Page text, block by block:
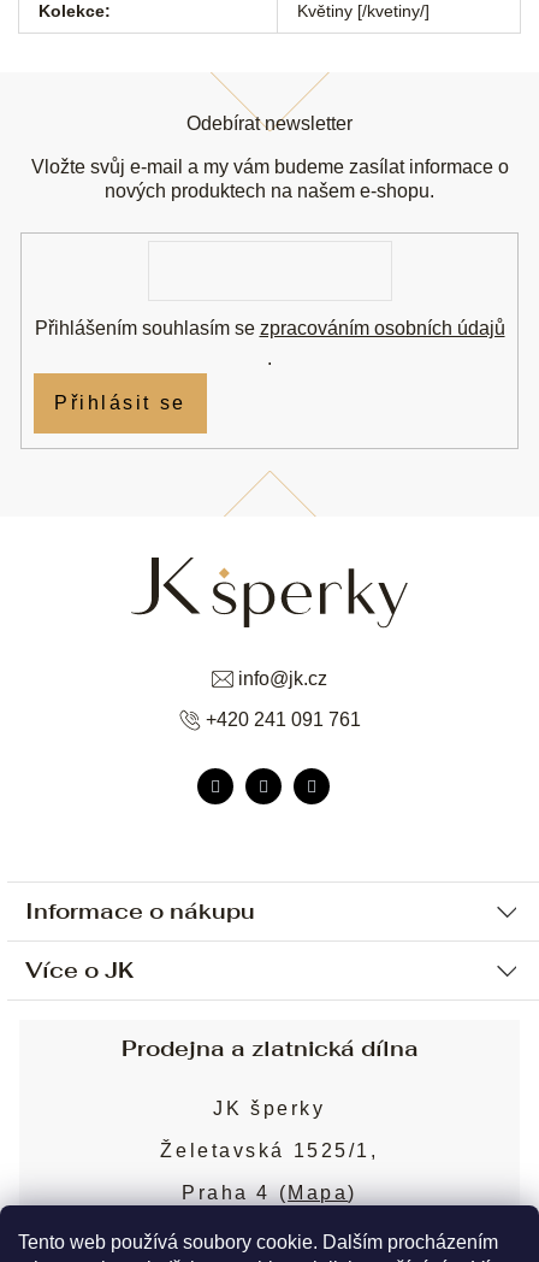
Tento web používá soubory cookie. Dalším procházením
Kolekce: Květiny [/kvetiny/]
Informace o nákupu
Ochrana osobních údajů
Sjednání osobní schůzky
Obchodní podmínky
Puncovní značky
Více o JK
Blog
Nejčastější dotazy
info@jk.cz
+420 241 091 761
Odebírat newsletter
Vložte svůj e-mail a my vám budeme zasílat informace o
nových produktech na našem e-shopu.
Přihlášením souhlasím se zpracováním osobních údajů
.
Přihlásit se
Prodejna a zlatnická dílna
JK šperky
Želetavská 1525/1,
Praha 4 ( Mapa)
Více o prodejně